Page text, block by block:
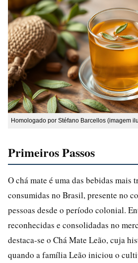
Homologado por Stéfano Barcellos (imagem
Primeiros Passos
O chá mate é uma das bebidas mais
consumidas no Brasil, presente no
pessoas desde o período colonial.
reconhecidas e consolidadas no
destaca-se o Chá Mate Leão, cuja
quando a família Leão iniciou o